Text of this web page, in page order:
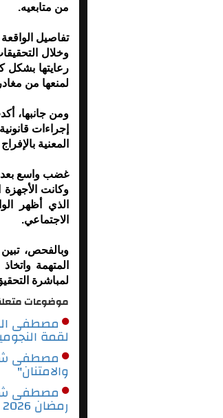
من متابعيه.
تفاصيل
وخلال
رعايتها بشكل
لمنعها من
إجراءات
المعنية
غضب واسع بعد
وكانت
الذي أظهر
الاجتماعي.
وبالفحص،
المتهمة
لمباشرة
موضوعات
مصطفى
لقمة
مصطفى
والامتنان"
مصطفى
رمضان 2026